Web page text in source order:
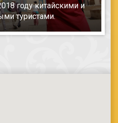
году китайскими и
туристами.